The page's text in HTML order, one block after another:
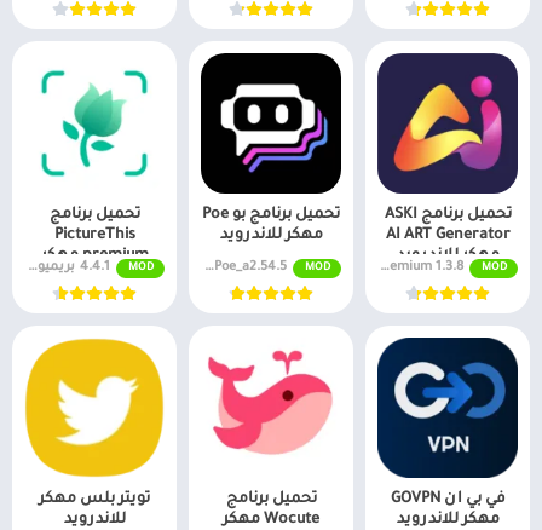
تحميل برنامج ASKI
AI ART Generator
مهكر للاندرويد
MOD
1.3.8 Premium
تحميل برنامج بو Poe
مهكر للاندرويد
MOD Poe_a2.54.5 نسخة مجانية
تحميل برنامج
PictureThis
premium مهكر
للاندرويد MOD 4.4.1 بريميوم مفتوح
في بي ان GOVPN
مهكر للاندرويد
تحميل برنامج
Wocute مهكر
تويتر بلس مهكر
للاندرويد